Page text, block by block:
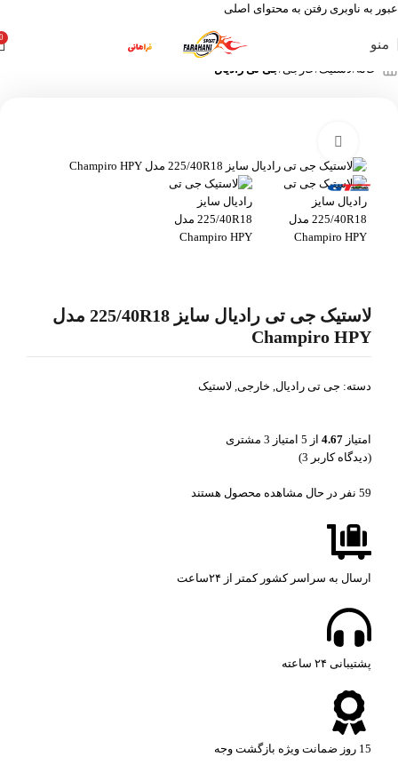
عبور به ناوبری رفتن به محتوای اصلی
منو
خانه لاستیک خارجی جی تی رادیال
لاستیک جی تی رادیال سایز 225/40R18 مدل
Champiro HPY
دسته: جی تی رادیال, خارجی, لاستیک
امتیاز 4.67 از 5 امتیاز 3 مشتری
(دیدگاه کاربر 3
)
59 نفر در حال مشاهده محصول هستند
ارسال به سراسر کشور کمتر از ۲۴ساعت
پشتیبانی ۲۴ ساعته​
15 روز ضمانت ویژه بازگشت وجه